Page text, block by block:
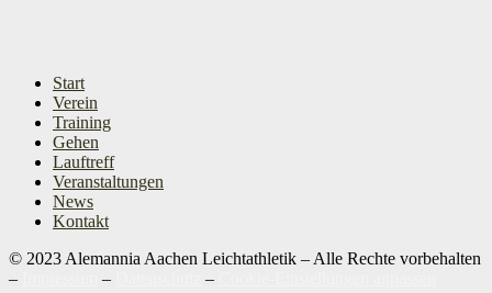
Start
Verein
Training
Gehen
Lauftreff
Veranstaltungen
News
Kontakt
© 2023 Alemannia Aachen Leichtathletik – Alle Rechte vorbehalten
–
– –